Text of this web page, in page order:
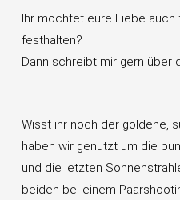
Ihr möchtet eure Liebe
festhalten?
Dann schreibt mir gern über
Wisst ihr noch der goldene,
haben wir genutzt um die
und die letzten
beiden bei einem